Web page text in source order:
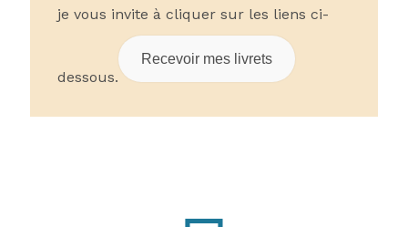
je vous invite à cliquer sur les liens ci-
dessous.
Recevoir mes livrets